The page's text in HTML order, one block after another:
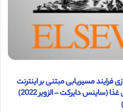
فرایند مسیریابی مبتنی بر اینترنت
اشیاء برای مدیریت زنجیره تامین غذا (ساینس دایرکت – الزویر 2022)
)